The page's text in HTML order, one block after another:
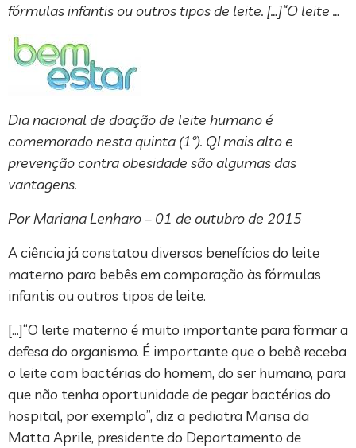
fórmulas infantis ou outros tipos de leite. […]“O leite …
Dia nacional de doação de leite humano é
comemorado nesta quinta (1º). QI mais alto e
prevenção contra obesidade são algumas das
vantagens.
Por Mariana Lenharo – 01 de outubro de 2015
A ciência já constatou diversos benefícios do leite
materno para bebês em comparação às fórmulas
infantis ou outros tipos de leite.
[…]“O leite materno é muito importante para formar a
defesa do organismo. É importante que o bebê receba
o leite com bactérias do homem, do ser humano, para
que não tenha oportunidade de pegar bactérias do
hospital, por exemplo”, diz a pediatra Marisa da
Matta Aprile, presidente do Departamento de